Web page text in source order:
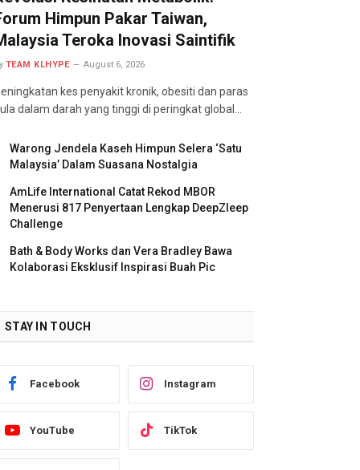
Himpun Pakar Taiwan,
Teroka Inovasi Saintifik
TEAM KLHYPE August 6, 2026
kes penyakit kronik, obesiti dan paras
dalam darah yang tinggi di peringkat global…
Warong Jendela Kaseh Himpun Selera ‘Satu
Malaysia’ Dalam Suasana Nostalgia
AmLife International Catat Rekod MBOR
Menerusi 817 Penyertaan Lengkap DeepZleep
Challenge
Bath & Body Works dan Vera Bradley Bawa
Kolaborasi Eksklusif Inspirasi Buah Pic
STAY IN TOUCH
Facebook Instagram
YouTube TikTok